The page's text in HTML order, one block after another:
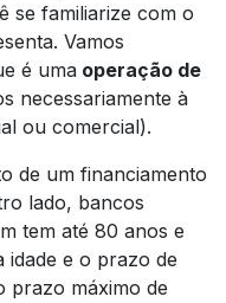
se familiarize com o
Vamos
é uma operação de
necessariamente à
ou comercial).
de um financiamento
lado, bancos
tem até 80 anos e
idade e o prazo de
prazo máximo de